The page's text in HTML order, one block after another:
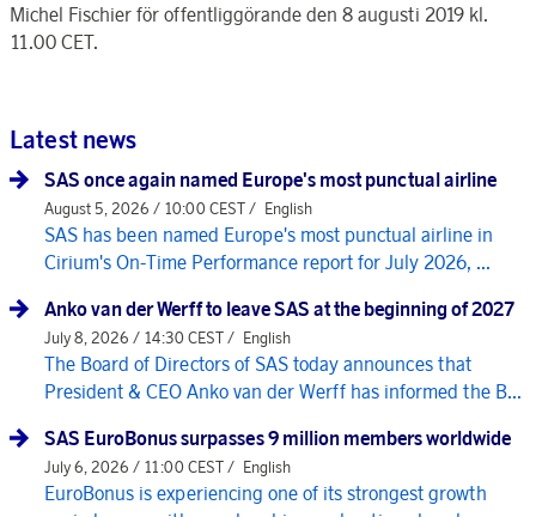
Michel Fischier för offentliggörande den 8 augusti 2019 kl.
11.00 CET.
Latest news
SAS once again named Europe's most punctual airline
August 5, 2026 / 10:00 CEST / English
SAS has been named Europe's most punctual airline in
Cirium's On-Time Performance report for July 2026, ...
Anko van der Werff to leave SAS at the beginning of 2027
July 8, 2026 / 14:30 CEST / English
The Board of Directors of SAS today announces that
President & CEO Anko van der Werff has informed the B...
SAS EuroBonus surpasses 9 million members worldwide
July 6, 2026 / 11:00 CEST / English
EuroBonus is experiencing one of its strongest growth